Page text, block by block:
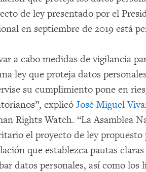
de ley presentado por el
en septiembre de 2019 está
a cabo medidas de vigilancia
ley que proteja datos
su cumplimiento pone en
explicó José Miguel
Rights Watch. “La Asamblea
el proyecto de ley
que establezca pautas
datos personales, así como